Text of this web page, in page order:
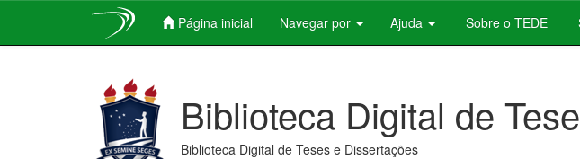
Página inicial Navegar por Ajuda Sobre o TEDE
Biblioteca Digital de
Biblioteca Digital de Teses e Dissertações